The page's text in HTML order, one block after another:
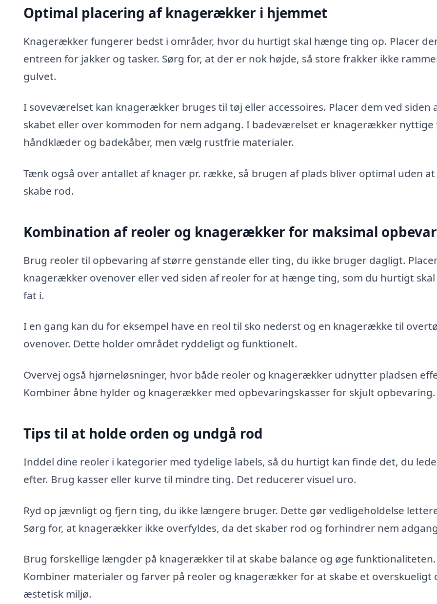
Optimal placering af knagerækker i hjemmet
Knagerækker fungerer bedst i områder, hvor du hurtigt skal hænge ting op. Placer
entreen for jakker og tasker. Sørg for, at der er nok højde, så store frakker ikke
gulvet.
I soveværelset kan knagerækker bruges til tøj eller accessoires. Placer dem ved siden
skabet eller over kommoden for nem adgang. I badeværelset er knagerækker nyttige
håndklæder og badekåber, men vælg rustfrie materialer.
Tænk også over antallet af knager pr. række, så brugen af plads bliver optimal uden at
skabe rod.
Kombination af reoler og knagerækker for maksimal
Brug reoler til opbevaring af større genstande eller ting, du ikke bruger dagligt.
knagerækker ovenover eller ved siden af reoler for at hænge ting, som du hurtigt skal
fat i.
I en gang kan du for eksempel have en reol til sko nederst og en knagerække til
ovenover. Dette holder området ryddeligt og funktionelt.
Overvej også hjørneløsninger, hvor både reoler og knagerækker udnytter pladsen
Kombiner åbne hylder og knagerækker med opbevaringskasser for skjult opbevaring.
Tips til at holde orden og undgå rod
Inddel dine reoler i kategorier med tydelige labels, så du hurtigt kan finde det, du
efter. Brug kasser eller kurve til mindre ting. Det reducerer visuel uro.
Ryd op jævnligt og fjern ting, du ikke længere bruger. Dette gør vedligeholdelse
Sørg for, at knagerækker ikke overfyldes, da det skaber rod og forhindrer nem
Brug forskellige længder på knagerækker til at skabe balance og øge funktionaliteten.
Kombiner materialer og farver på reoler og knagerækker for at skabe et overskueligt
æstetisk miljø.